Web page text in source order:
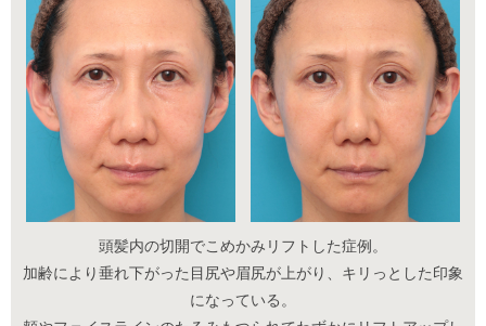
頭髪内の切開でこめかみリフトした症例。
加齢により垂れ下がった目尻や眉尻が上がり、キリっとした印象
になっている。